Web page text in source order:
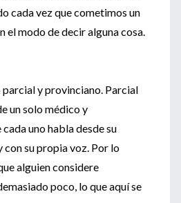
cada vez que cometimos un
el modo de decir alguna cosa.
y provinciano. Parcial
un solo médico y
uno habla desde su
su propia voz. Por lo
alguien considere
poco, lo que aquí se